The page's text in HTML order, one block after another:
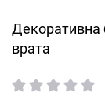
Декоративна
врата
рейтинг:
Преминете
началото
галерия